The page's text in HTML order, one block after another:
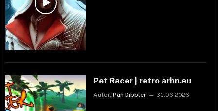
Pet Racer | retro arhn.eu
Autor: Pan Dibbler 30.06.2026